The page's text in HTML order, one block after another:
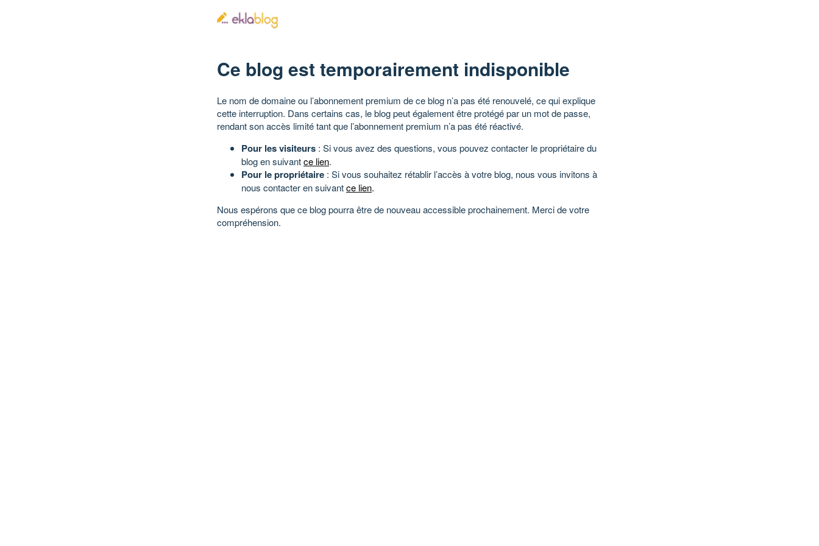
Ce blog est temporairement indisponible
Le nom de domaine ou l’abonnement premium de ce blog n’a pas été renouvelé, ce qui explique
cette interruption. Dans certains cas, le blog peut également être protégé par un mot de passe,
rendant son accès limité tant que l’abonnement premium n’a pas été réactivé.
Pour les visiteurs : Si vous avez des questions, vous pouvez contacter le propriétaire du
blog en suivantce lien.
Pour le propriétaire : Si vous souhaitez rétablir l’accès à votre blog, nous vous invitons à
nous contacter en suivantce lien.
Nous espérons que ce blog pourra être de nouveau accessible prochainement. Merci de votre
compréhension.